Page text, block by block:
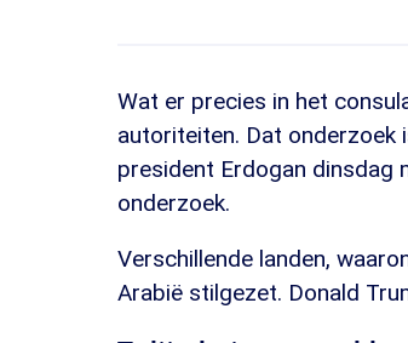
Wat er precies in het
autoriteiten. Dat onderzoek
president Erdogan dinsdag
onderzoek.
Verschillende landen,
Arabië stilgezet. Donald